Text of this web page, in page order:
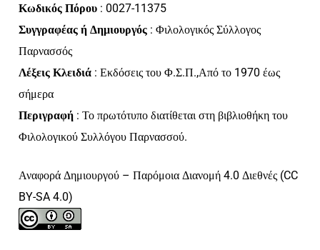
Κωδικός Πόρου: 0027-11375
Συγγραφέας ή Δημιουργός: Φιλολογικός Σύλλογος
Παρνασσός
Λέξεις Κλειδιά: Εκδόσεις του Φ.Σ.Π.,Από το 1970 έως
σήμερα
Περιγραφή: Το πρωτότυπο διατίθεται στη βιβλιοθήκη του
Φιλολογικού Συλλόγου Παρνασσού.
Αναφορά Δημιουργού – Παρόμοια Διανομή 4.0 Διεθνές (CC
BY-SA 4.0)